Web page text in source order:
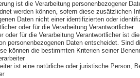
ist die Verarbeitung personenbezogener
werden können, sofern diese zusätzlichen
Daten nicht einer identifizierten oder
oder für die Verarbeitung Verantwortlicher
oder für die Verarbeitung Verantwortlicher ist
personenbezogenen Daten entscheidet. Sind
können die bestimmten Kriterien seiner
ist eine natürliche oder juristische Person,